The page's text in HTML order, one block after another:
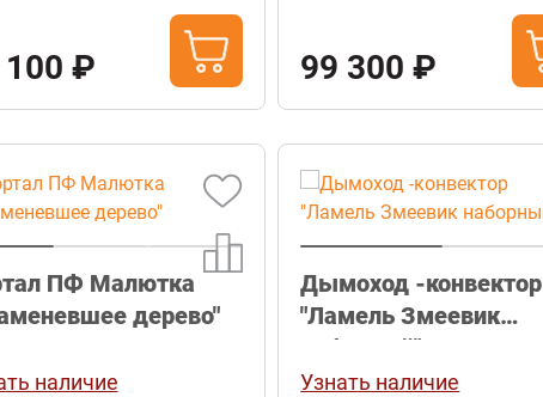
100 ₽ 99 300 ₽
ПФ Малютка
дерево"
наличие
Дымоход -конвектор
"Ламель Змеевик
наборный"
Узнать наличие